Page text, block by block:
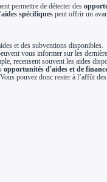
permettre de détecter des
aides spécifiques peut offrir un
et des subventions disponibles.
vous informer sur les
recensent souvent les aides
opportunités d'aides et de
pouvez donc rester à l’affût des